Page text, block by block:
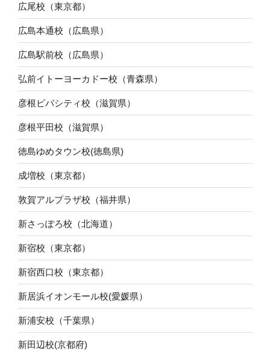
広尾校（東京都）
広島本通校（広島県）
広島駅前校（広島県）
弘前イトーヨーカドー校（青森県）
彦根ビバシティ校（滋賀県）
彦根平田校（滋賀県）
徳島ゆめタウン校(徳島県)
成増校（東京都）
敦賀アルプラザ校（福井県）
新さっぽろ校（北海道）
新宿校（東京都）
新宿西口校（東京都）
新居浜イオンモール校(愛媛県）
新浦安校（千葉県）
新田辺校(京都府)